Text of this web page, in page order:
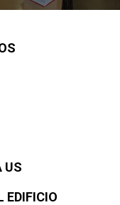
US
EDIFICIO